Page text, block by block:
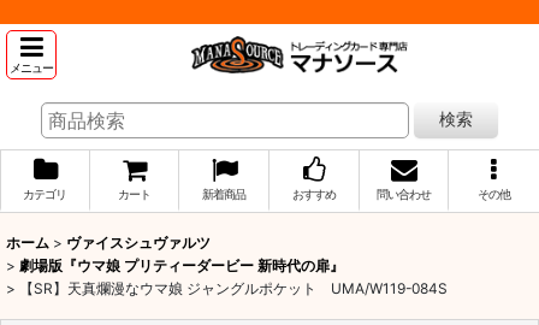
メニュー
検索
カテゴリ カート 新着商品 おすすめ 問い合わせ その他
ホーム > ヴァイスシュヴァルツ
> 劇場版『ウマ娘 プリティーダービー 新時代の扉』
>
【SR】天真爛漫なウマ娘 ジャングルポケット UMA/W119-084S